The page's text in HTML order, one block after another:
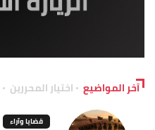
آخر المواضيع اختيار المحررين
قضايا وآراء